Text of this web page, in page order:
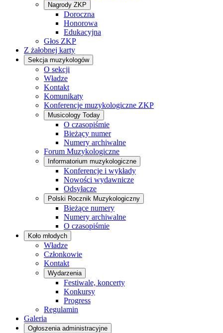
Nagrody ZKP
Doroczna
Honorowa
Edukacyjna
Głos ZKP
Z żałobnej karty
Sekcja muzykologów
O sekcji
Władze
Kontakt
Komunikaty
Konferencje muzykologiczne ZKP
Musicology Today
O czasopiśmie
Bieżący numer
Numery archiwalne
Forum Muzykologiczne
Informatorium muzykologiczne
Konferencje i wykłady
Nowości wydawnicze
Odsyłacze
Polski Rocznik Muzykologiczny
Bieżące numery
Numery archiwalne
O czasopiśmie
Koło młodych
Władze
Członkowie
Kontakt
Wydarzenia
Festiwale, koncerty
Konkursy
Progress
Regulamin
Galeria
Ogłoszenia administracyjne